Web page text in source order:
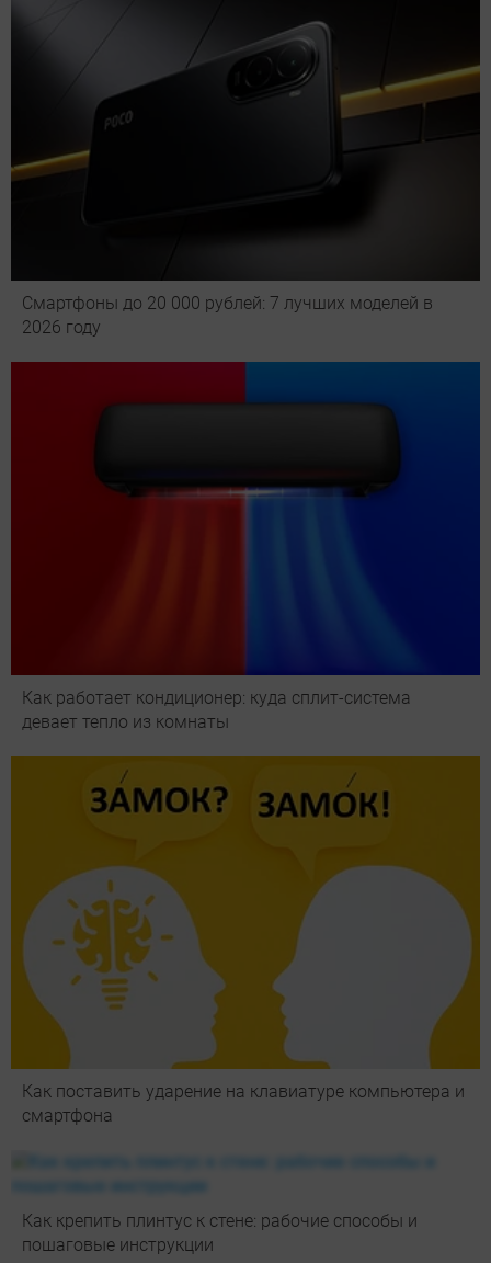
Смартфоны до 20 000 рублей: 7 лучших моделей в
2026 году
Как работает кондиционер: куда сплит-система
девает тепло из комнаты
Как поставить ударение на клавиатуре компьютера и
смартфона
Как крепить плинтус к стене: рабочие способы и
пошаговые инструкции